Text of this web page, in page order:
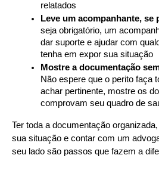
relatados
Leve um acompanhante, se
seja obrigatório, um
dar suporte e ajudar com
tenha em expor sua situação
Mostre a documentação
Não espere que o perito faça
achar pertinente, mostre os
comprovam seu quadro de
Ter toda a documentação
sua situação e contar com um
seu lado são passos que fazem a